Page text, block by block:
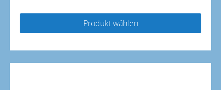
Produkt wählen